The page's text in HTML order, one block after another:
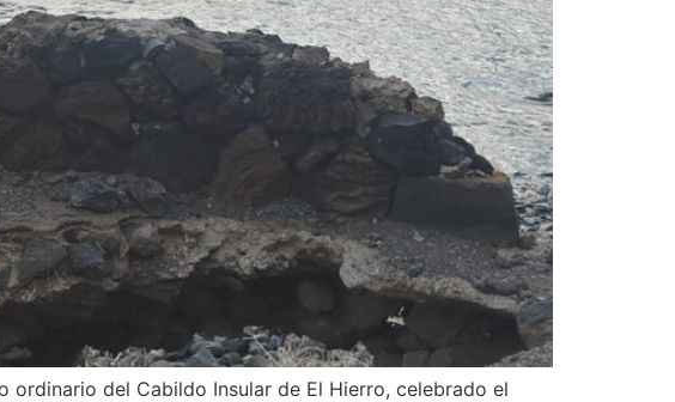
ordinario del Cabildo Insular de El Hierro, celebrado el